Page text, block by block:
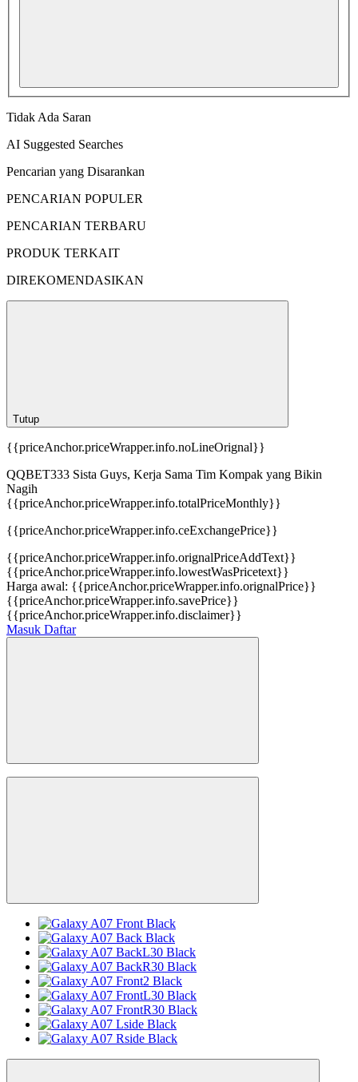
Tidak Ada Saran
AI Suggested Searches
Pencarian yang Disarankan
PENCARIAN POPULER
PENCARIAN TERBARU
PRODUK TERKAIT
DIREKOMENDASIKAN
Tutup
{{priceAnchor.priceWrapper.info.noLineOrignal}}
QQBET333 Sista Guys, Kerja Sama Tim Kompak yang Bikin
Nagih
{{priceAnchor.priceWrapper.info.totalPriceMonthly}}
{{priceAnchor.priceWrapper.info.ceExchangePrice}}
{{priceAnchor.priceWrapper.info.orignalPriceAddText}}
{{priceAnchor.priceWrapper.info.lowestWasPricetext}}
Harga awal: {{priceAnchor.priceWrapper.info.orignalPrice}}
{{priceAnchor.priceWrapper.info.savePrice}}
{{priceAnchor.priceWrapper.info.disclaimer}}
Masuk Daftar